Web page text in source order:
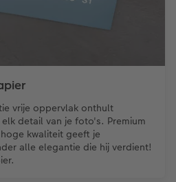
vrije oppervlak onthult
detail van je foto's. Premium
kwaliteit geeft je
alle elegantie die hij verdient!